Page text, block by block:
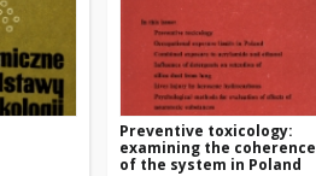
Preventive toxicology:
examining the coherence
of the system in Poland